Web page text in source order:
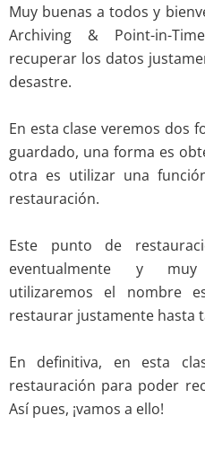
Muy buenas a todos y
Archiving & Point-in-
recuperar los datos
desastre.
En esta clase veremos dos
guardado, una forma es
otra es utilizar una
restauración.
Este punto de
eventualmente y muy
utilizaremos el nombre
restaurar justamente hasta
En definitiva, en esta
restauración para poder
Así pues, ¡vamos a ello!